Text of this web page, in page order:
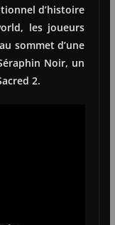
d’histoire
les joueurs
sommet d’une
Noir, un
2.